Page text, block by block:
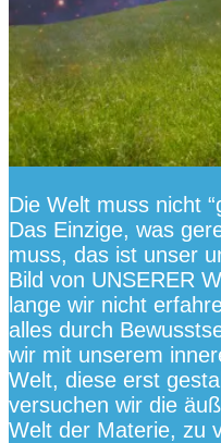
Die Welt muss nicht
Das Einzige, was
muss, das ist unser
Bild von UNSERER
lange wir nicht
alles durch
wir mit unserem
Welt, diese erst
versuchen wir die
Welt der Materie, zu